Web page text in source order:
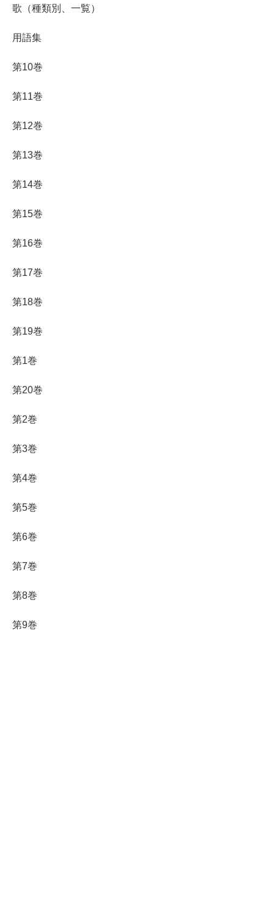
歌（種類別、一覧）
用語集
第10巻
第11巻
第12巻
第13巻
第14巻
第15巻
第16巻
第17巻
第18巻
第19巻
第1巻
第20巻
第2巻
第3巻
第4巻
第5巻
第6巻
第7巻
第8巻
第9巻